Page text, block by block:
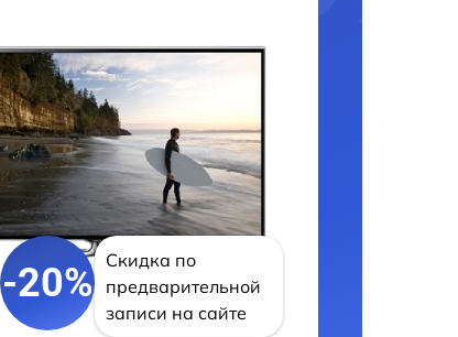
-20%
Скидка по
предварительной
записи на сайте